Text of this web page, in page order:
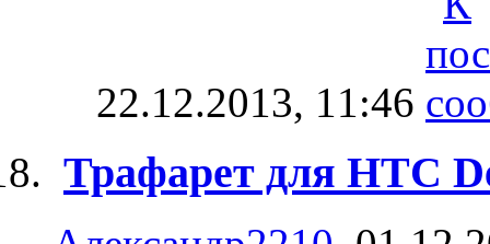
22.12.2013, 11:46
Трафарет для HTC